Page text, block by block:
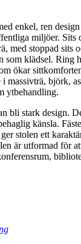
enkel, ren
miljöer. Sits
med stoppad sits
klädsel. Ring
ökar
i massivträ, björk,
ytbehandling.
bli stark design.
känsla.
stolen ett
är utformad för